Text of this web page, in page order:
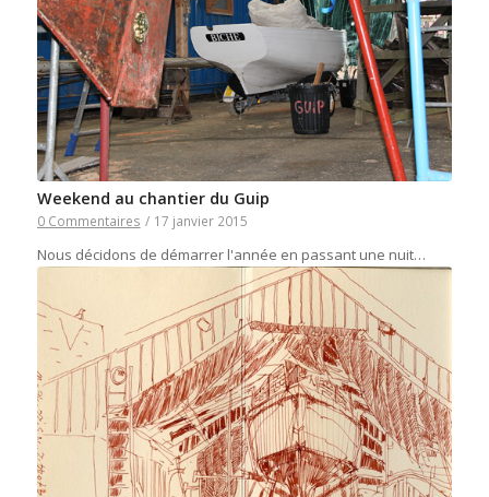
Weekend au chantier du Guip
0 Commentaires / 17 janvier 2015
Nous décidons de démarrer l'année en passant une nuit…